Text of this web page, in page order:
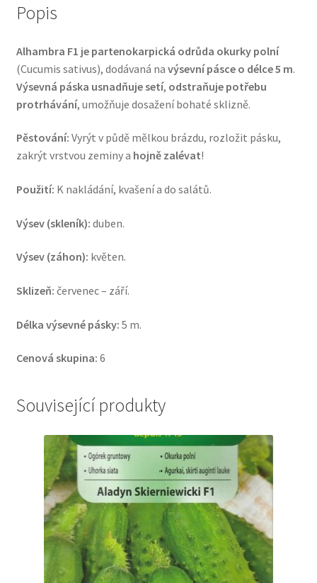
Popis
Alhambra F1 je partenokarpická odrůda okurky polní
(Cucumis sativus), dodávaná na výsevní pásce o délce 5 m.
Výsevná páska usnadňuje setí, odstraňuje potřebu
protrhávání, umožňuje dosažení bohaté sklizně.
Pěstování: Vyrýt v půdě mělkou brázdu, rozložit pásku,
zakrýt vrstvou zeminy a hojně zalévat!
Použití: K nakládání, kvašení a do salátů.
Výsev (skleník): duben.
Výsev (záhon): květen.
Sklizeň: červenec – září.
Délka výsevné pásky: 5 m.
Cenová skupina: 6
Související produkty